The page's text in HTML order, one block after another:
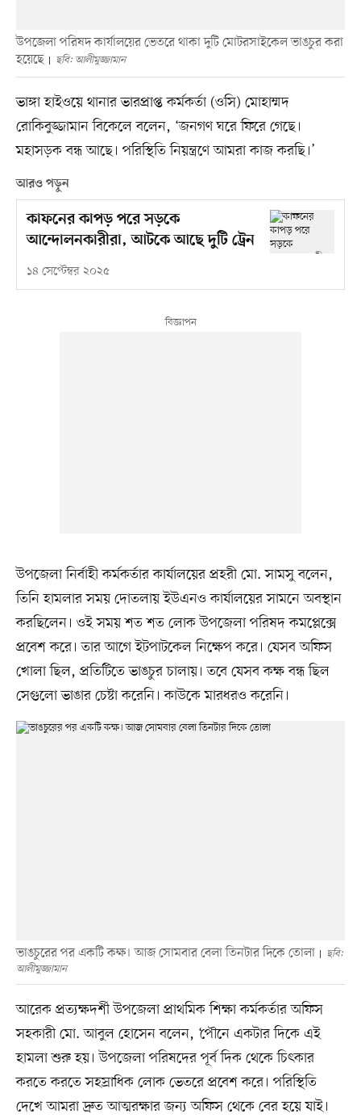
উপজেলা পরিষদ কার্যালয়ের ভেতরে থাকা দুটি মোটরসাইকেল ভাঙচুর করা
হয়েছে
ছবি: আলীমুজ্জামান
ভাঙ্গা হাইওয়ে থানার ভারপ্রাপ্ত কর্মকর্তা (ওসি) মোহাম্মদ
রোকিবুজ্জামান বিকেলে বলেন, ‘জনগণ ঘরে ফিরে গেছে।
মহাসড়ক বন্ধ আছে। পরিস্থিতি নিয়ন্ত্রণে আমরা কাজ করছি।’
আরও পড়ুন
কাফনের কাপড় পরে সড়কে
আন্দোলনকারীরা, আটকে আছে দুটি ট্রেন
১৪ সেপ্টেম্বর ২০২৫
উপজেলা নির্বাহী কর্মকর্তার কার্যালয়ের প্রহরী মো. সামসু বলেন,
তিনি হামলার সময় দোতলায় ইউএনও কার্যালয়ের সামনে অবস্থান
করছিলেন। ওই সময় শত শত লোক উপজেলা পরিষদ কমপ্লেক্সে
প্রবেশ করে। তার আগে ইটপাটকেল নিক্ষেপ করে। যেসব অফিস
খোলা ছিল, প্রতিটিতে ভাঙচুর চালায়। তবে যেসব কক্ষ বন্ধ ছিল
সেগুলো ভাঙার চেষ্টা করেনি। কাউকে মারধরও করেনি।
ভাঙচুরের পর একটি কক্ষ। আজ সোমবার বেলা তিনটার দিকে তোলা
ছবি:
আলীমুজ্জামান
আরেক প্রত্যক্ষদর্শী উপজেলা প্রাথমিক শিক্ষা কর্মকর্তার অফিস
সহকারী মো. আবুল হোসেন বলেন, ‘পৌনে একটার দিকে এই
হামলা শুরু হয়। উপজেলা পরিষদের পূর্ব দিক থেকে চিৎকার
করতে করতে সহস্রাধিক লোক ভেতরে প্রবেশ করে। পরিস্থিতি
দেখে আমরা দ্রুত আত্মরক্ষার জন্য অফিস থেকে বের হয়ে যাই।